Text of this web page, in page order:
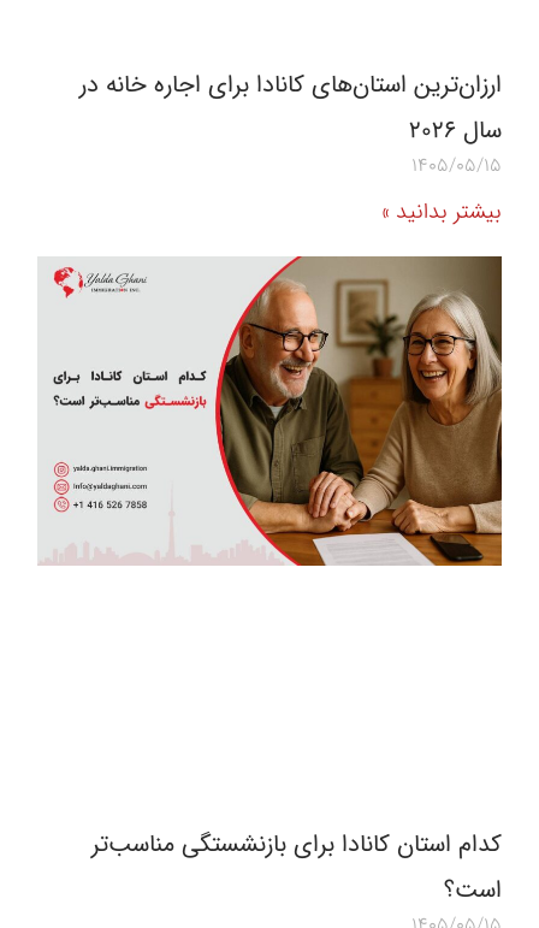
ارزان‌ترین استان‌های کانادا برای اجاره خانه در
سال 2026
1405/05/15
بیشتر بدانید »
کدام استان کانادا برای بازنشستگی مناسب‌تر
است؟